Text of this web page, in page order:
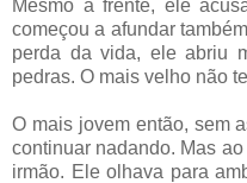
Mesmo à frente, ele
começou a afundar
perda da vida, ele abriu
pedras. O mais velho não
O mais jovem então, sem
continuar nadando. Mas
irmão. Ele olhava para